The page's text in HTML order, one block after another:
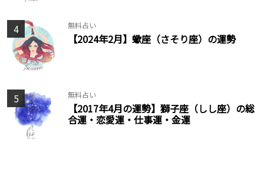
4 無料占い
【2024年2月】蠍座（さそり座）の運勢
5 無料占い
【2017年4月の運勢】獅子座（しし座）の総
合運・恋愛運・仕事運・金運